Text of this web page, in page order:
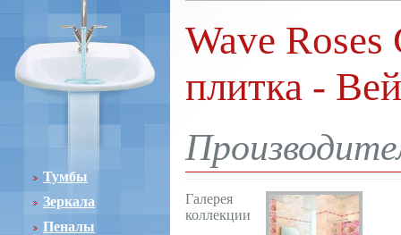
Тумбы
Зеркала
Пеналы
Wave Roses
плитка -
Галерея
коллекции